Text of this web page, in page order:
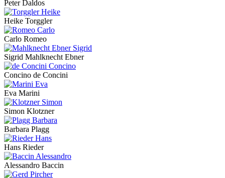
Peter Daldos
Heike Torggler
Carlo Romeo
Sigrid Mahlknecht Ebner
Concino de Concini
Eva Marini
Simon Klotzner
Barbara Plagg
Hans Rieder
Alessandro Baccin